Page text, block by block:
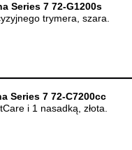
Series 7 72-G1200s
trymera, szara.
Series 7 72-C7200cc
i 1 nasadką, złota.